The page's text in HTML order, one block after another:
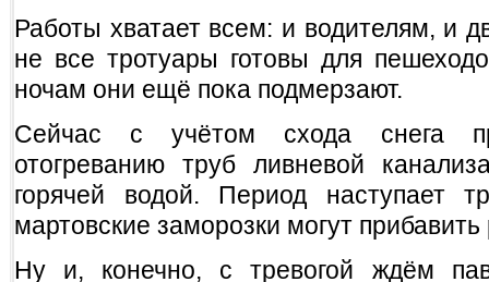
Работы хватает всем: и водителям, и
не все тротуары готовы для
ночам они ещё пока подмерзают.
Сейчас с учётом схода снега
отогреванию труб ливневой
горячей водой. Период наступает
мартовские заморозки могут
Ну и, конечно, с тревогой ждём